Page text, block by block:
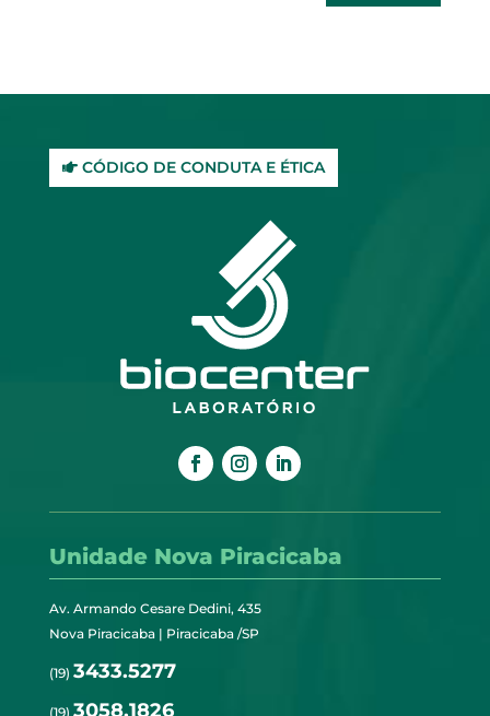
CÓDIGO DE CONDUTA E ÉTICA
Unidade Nova Piracicaba
Av. Armando Cesare Dedini, 435
Nova Piracicaba | Piracicaba /SP
(19) 3433.5277
(19) 3058.1826